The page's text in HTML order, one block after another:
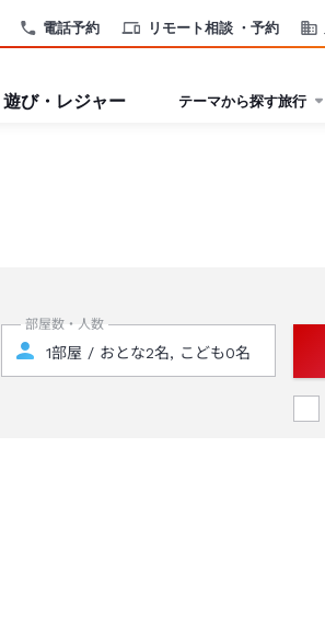
電話予約 リモート相談 ・予約
遊び・レジャー テーマから探す旅行
部屋数・人数